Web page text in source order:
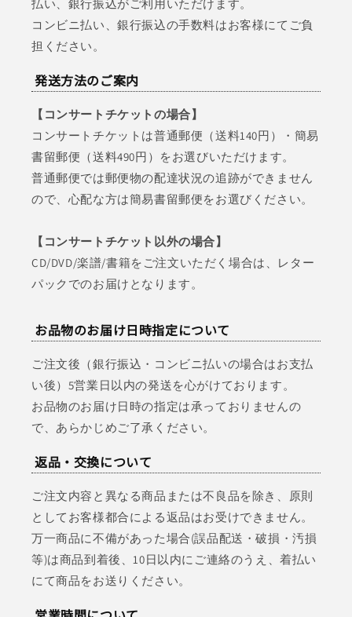
払い、銀行振込がご利用いただけます。
コンビニ払い、銀行振込の手数料はお客様にてご負
担ください。
発送方法のご案内
【コンサートチケットの場合】
コンサートチケットは普通郵便（送料140円）・簡易
書留郵便（送料490円）をお選びいただけます。
普通郵便では郵便物の配達状況の追跡ができません
ので、心配な方は簡易書留郵便をお選びください。
【コンサートチケット以外の場合】
CD/DVD/楽譜/書籍をご注文いただく場合は、レター
パックでのお届けとなります。
お品物のお届け日時指定について
ご注文後（銀行振込・コンビニ払いの場合はお支払
い後）5営業日以内の発送を心がけております。
お品物のお届け日時の指定は承っておりませんの
で、あらかじめご了承ください。
返品・交換について
ご注文内容と異なる商品または不良品を除き、原則
としてお客様都合による返品はお受けできません。
万一商品に不備があった場合(誤品配送・破損・汚損
等)は商品到着後、10日以内にご連絡のうえ、着払い
にて商品をお送りください。